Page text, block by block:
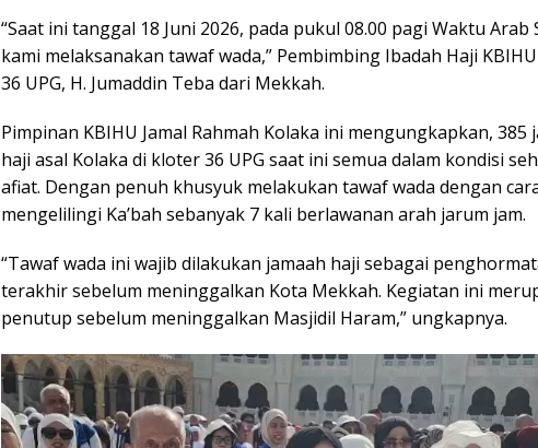
“Saat ini tanggal 18 Juni 2026, pada pukul 08.00 pagi Waktu Arab
kami melaksanakan tawaf wada,” Pembimbing Ibadah Haji
36 UPG, H. Jumaddin Teba dari Mekkah.
Pimpinan KBIHU Jamal Rahmah Kolaka ini mengungkapkan, 385
haji asal Kolaka di kloter 36 UPG saat ini semua dalam kondisi
afiat. Dengan penuh khusyuk melakukan tawaf wada dengan
mengelilingi Ka’bah sebanyak 7 kali berlawanan arah jarum jam.
“Tawaf wada ini wajib dilakukan jamaah haji sebagai
terakhir sebelum meninggalkan Kota Mekkah. Kegiatan ini
penutup sebelum meninggalkan Masjidil Haram,” ungkapnya.